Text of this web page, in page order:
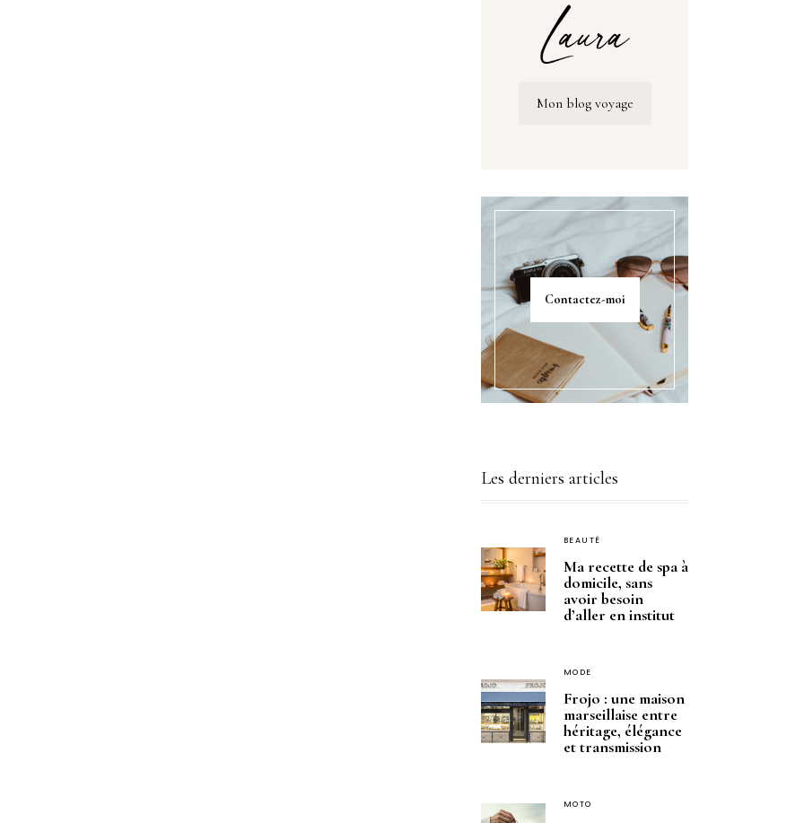
Mon blog voyage
Contactez-moi
Les derniers articles
BEAUTÉ
Ma recette de spa à
domicile, sans
avoir besoin
d’aller en institut
MODE
Frojo : une maison
marseillaise entre
héritage, élégance
et transmission
MOTO